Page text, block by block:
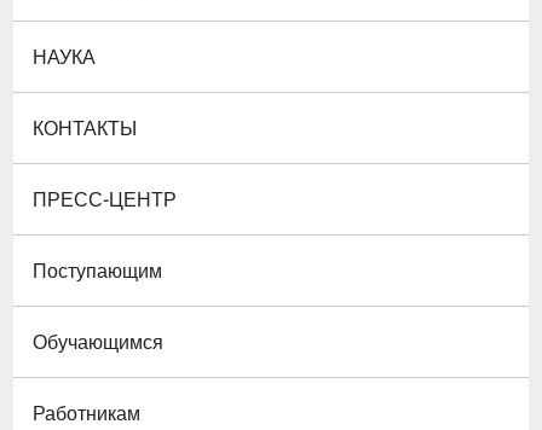
НАУКА
КОНТАКТЫ
ПРЕСС-ЦЕНТР
Поступающим
Обучающимся
Работникам